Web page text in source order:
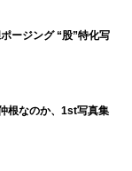
ビ ドラマ・
想をお伺いする
説の主人公の南
ージング “股”特化写
根なのか、1st写真集